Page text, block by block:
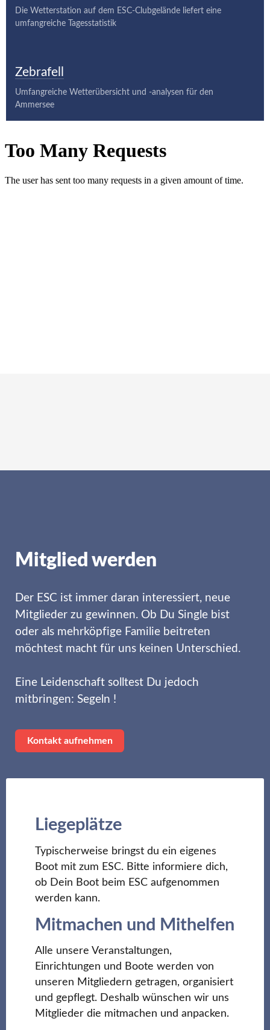
Die Wetterstation auf dem ESC-Clubgelände liefert eine
umfangreiche Tagesstatistik
Zebrafell
Umfangreiche Wetterübersicht und -analysen für den
Ammersee
Mitglied werden
Der ESC ist immer daran interessiert, neue
Mitglieder zu gewinnen. Ob Du Single bist
oder als mehrköpfige Familie beitreten
möchtest macht für uns keinen Unterschied.
Eine Leidenschaft solltest Du jedoch
mitbringen: Segeln !
Kontakt aufnehmen
Liegeplätze
Typischerweise bringst du ein eigenes
Boot mit zum ESC. Bitte informiere dich,
ob Dein Boot beim ESC aufgenommen
werden kann.
Mitmachen und Mithelfen
Alle unsere Veranstaltungen,
Einrichtungen und Boote werden von
unseren Mitgliedern getragen, organisiert
und gepflegt. Deshalb wünschen wir uns
Mitglieder die mitmachen und anpacken.